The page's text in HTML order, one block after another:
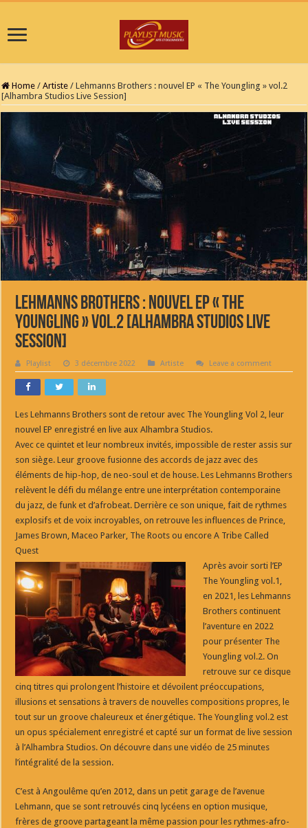
Home / Artiste / Lehmanns Brothers : nouvel EP « The Youngling » vol.2
[Alhambra Studios Live Session]
Lehmanns Brothers : nouvel EP « The
Youngling » vol.2 [Alhambra Studios Live
Session]
Playlist 3 décembre 2022 Artiste Leave a comment
Les Lehmanns Brothers sont de retour avec The Youngling Vol 2, leur
nouvel EP enregistré en live aux Alhambra Studios.
Avec ce quintet et leur nombreux invités, impossible de rester assis sur
son siège. Leur groove fusionne des accords de jazz avec des
éléments de hip-hop, de neo-soul et de house. Les Lehmanns Brothers
relèvent le défi du mélange entre une interprétation contemporaine
du jazz, de funk et d’afrobeat. Derrière ce son unique, fait de rythmes
explosifs et de voix incroyables, on retrouve les influences de Prince,
James Brown, Maceo Parker, The Roots ou encore A Tribe Called
Quest
Après avoir sorti l’EP
The Youngling vol.1,
en 2021, les Lehmanns
Brothers continuent
l’aventure en 2022
pour présenter The
Youngling vol.2. On
retrouve sur ce disque
cinq titres qui prolongent l’histoire et dévoilent préoccupations,
illusions et sensations à travers de nouvelles compositions propres, le
tout sur un groove chaleureux et énergétique. The Youngling vol.2 est
un opus spécialement enregistré et capté sur un format de live session
à l’Alhambra Studios. On découvre dans une vidéo de 25 minutes
l’intégralité de la session.
C’est à Angoulême qu’en 2012, dans un petit garage de l’avenue
Lehmann, que se sont retrouvés cinq lycéens en option musique,
frères de groove partageant la même passion pour les rythmes-afro-